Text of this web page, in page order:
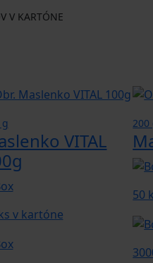
V KARTÓNE
g
VITAL
v kartóne
200
50